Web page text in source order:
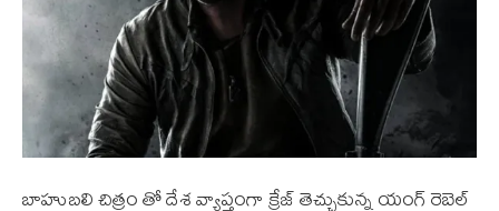
బాహుబలి చిత్రం తో దేశ వ్యాప్తంగా క్రేజ్ తెచ్చుకున్న యంగ్ రెబెల్